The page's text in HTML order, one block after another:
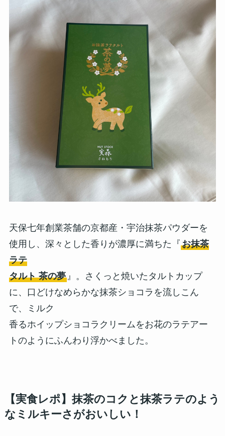
天保七年創業茶舗の京都産・宇治抹茶パウダーを
使用し、深々とした香りが濃厚に満ちた『お抹茶
ラテ
タルト 茶の夢』。さくっと焼いたタルトカップ
に、口どけなめらかな抹茶ショコラを流しこん
で、ミルク
香るホイップショコラクリームをお花のラテアー
トのようにふんわり浮かべました。
【実食レポ】抹茶のコクと抹茶ラテのよう
なミルキーさがおいしい！